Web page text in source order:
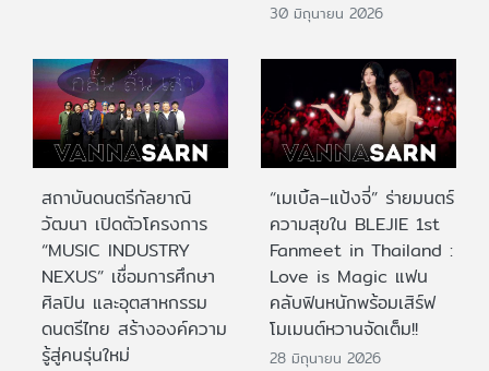
30 มิถุนายน 2026
สถาบันดนตรีกัลยาณิ
วัฒนา เปิดตัวโครงการ
“MUSIC INDUSTRY
NEXUS” เชื่อมการศึกษา
ศิลปิน และอุตสาหกรรม
ดนตรีไทย สร้างองค์ความ
รู้สู่คนรุ่นใหม่
“เมเบิ้ล–แป้งจี่” ร่ายมนตร์
ความสุขใน BLEJIE 1st
Fanmeet in Thailand :
Love is Magic แฟน
คลับฟินหนักพร้อมเสิร์ฟ
โมเมนต์หวานจัดเต็ม!!
28 มิถุนายน 2026